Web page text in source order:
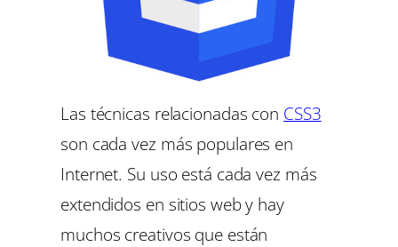
Las técnicas relacionadas con CSS3
son cada vez más populares en
Internet. Su uso está cada vez más
extendidos en sitios web y hay
muchos creativos que están